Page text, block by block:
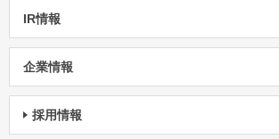
IR情報
企業情報
採用情報